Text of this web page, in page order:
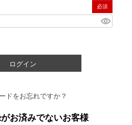
(必須)
ログイン
ドをお忘れですか？
お済みでないお客様